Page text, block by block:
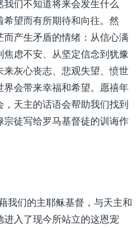
们不知道将来会发生什么
望而有所期待和向往。然
产生矛盾的情绪：从信心满
虑不安、从坚定信念到犹豫
灰心丧志、悲观失望、愤世
会带来幸福和希望。愿禧年
天主的话语会帮助我们找到
徒写给罗马基督徒的训诲作
我们的主耶稣基督，与天主和
入了现今所站立的这恩宠